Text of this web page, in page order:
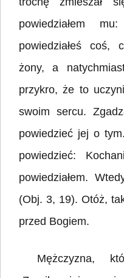
powiedziałem
powiedziałeś coś,
żony, a
przykro, że to
swoim sercu.
powiedzieć jej o
powiedzieć:
powiedziałem.
(Obj. 3, 19). Otóż,
przed Bogiem.
Mężczyzna,